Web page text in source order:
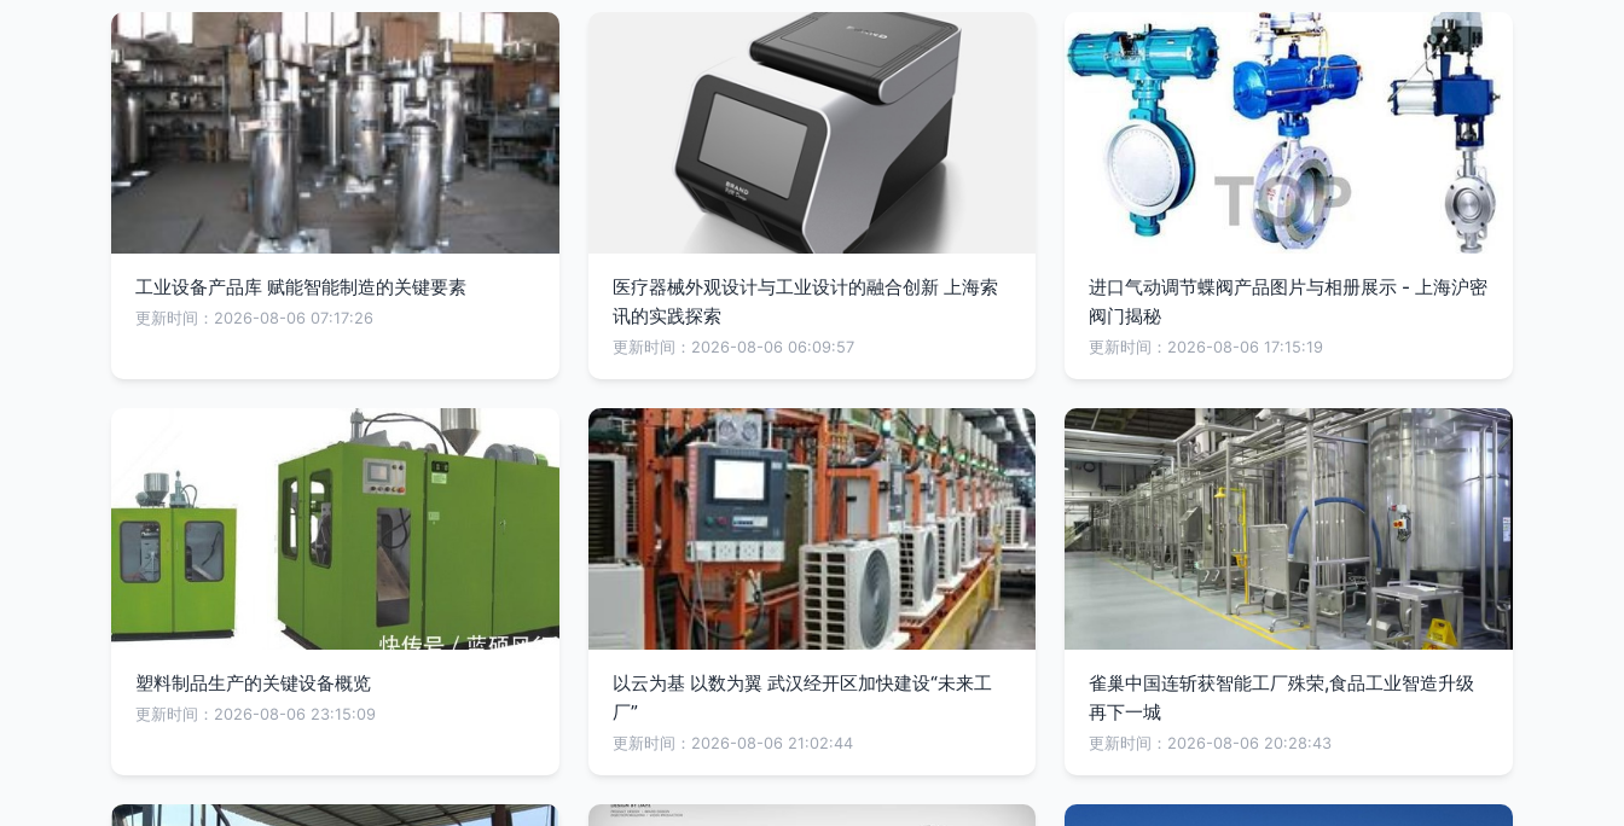
工业设备产品库 赋能智能制造的关键要素
更新时间：2026-08-06 07:17:26
医疗器械外观设计与工业设计的融合创新 上海索
讯的实践探索
更新时间：2026-08-06 06:09:57
进口气动调节蝶阀产品图片与相册展示 - 上海沪密
阀门揭秘
更新时间：2026-08-06 17:15:19
塑料制品生产的关键设备概览
更新时间：2026-08-06 23:15:09
以云为基 以数为翼 武汉经开区加快建设“未来工
厂”
更新时间：2026-08-06 21:02:44
雀巢中国连斩获智能工厂殊荣,食品工业智造升级
再下一城
更新时间：2026-08-06 20:28:43